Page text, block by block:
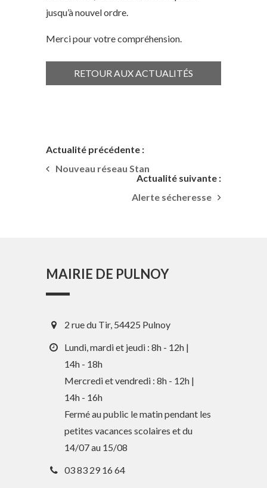
jusqu’à nouvel ordre.
Merci pour votre compréhension.
RETOUR AUX ACTUALITÉS
Actualité précédente :
Nouveau réseau Stan
Actualité suivante :
Alerte sécheresse
Guide des activités et services
MAIRIE DE PULNOY
2 rue du Tir, 54425 Pulnoy
Lundi, mardi et jeudi : 8h - 12h |
14h - 18h
Mercredi et vendredi : 8h - 12h |
14h - 16h
Fermé au public le matin pendant les
petites vacances scolaires et du
14/07 au 15/08
03 83 29 16 64